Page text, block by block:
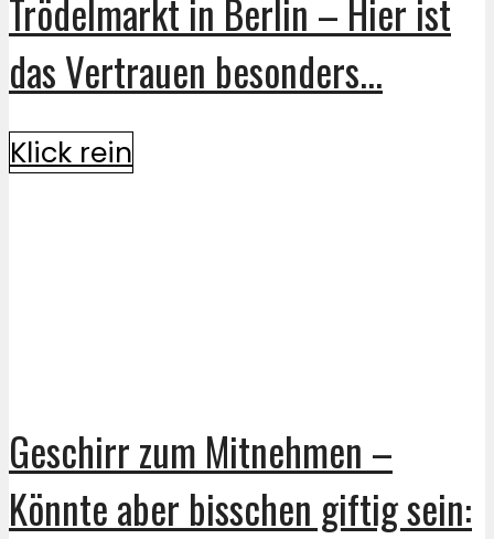
Trödelmarkt in Berlin – Hier ist
das Vertrauen besonders...
Klick rein
Geschirr zum Mitnehmen –
Könnte aber bisschen giftig sein: